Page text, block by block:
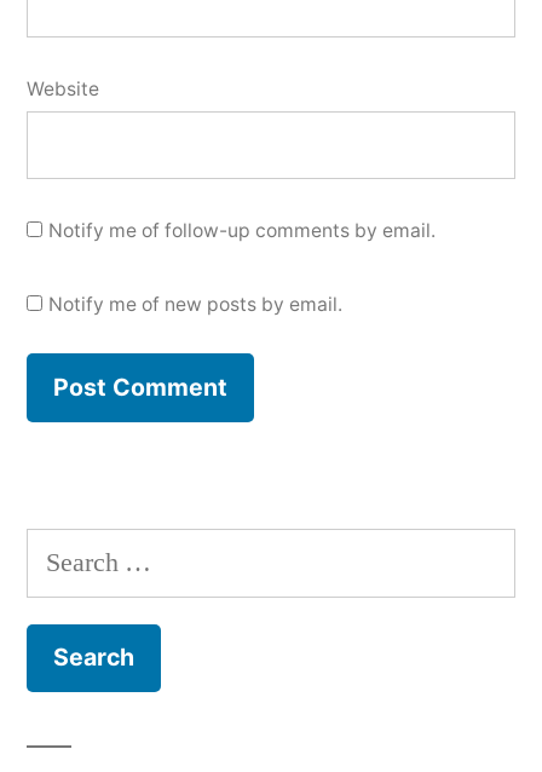
Website
Notify me of follow-up comments by email.
Notify me of new posts by email.
Search
for: